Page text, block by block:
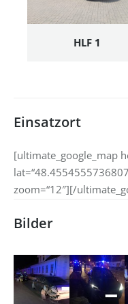
HLF 1
Einsatzort
[ultimate_google_map
zoom=“12″][/
Bilder